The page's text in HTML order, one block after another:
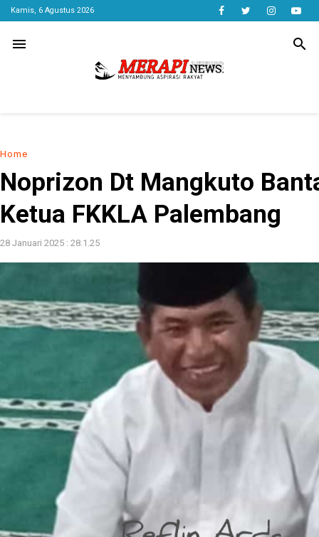
Kamis, 6 Agustus 2026
menu search
Home
Noprizon Dt Mangkuto
Ketua FKKLA Palembang
28 Januari 2025 : 28.1.25